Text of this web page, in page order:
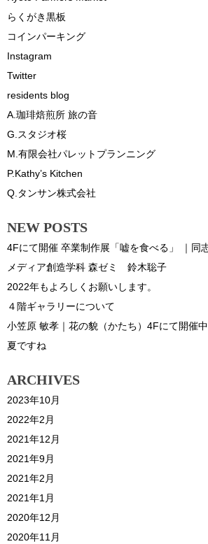
らくがき黒板
コインパーキング
Instagram
Twitter
residents blog
A.珈琲焙煎所 旅の音
G.スタジオ桜
M.有限会社パレットプランニング
P.Kathy’s Kitchen
Q.タンサン株式会社
NEW POSTS
4Fにて開催 卒業制作展「嘘を食べる」 ｜同
メディア創造学科 森ゼミ 鈴木聡子
2022年もよろしくお願いします。
４階ギャラリーについて
小笠原 敏孝｜花の貌（かたち）4Fにて開催中
夏ですね
ARCHIVES
2023年10月
2022年2月
2021年12月
2021年9月
2021年2月
2021年1月
2020年12月
2020年11月